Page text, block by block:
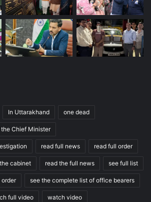
In Uttarakhand one dead
Chief Minister
read full news read full order
cabinet read the full news see full list
order see the complete list of office bearers
full video watch video